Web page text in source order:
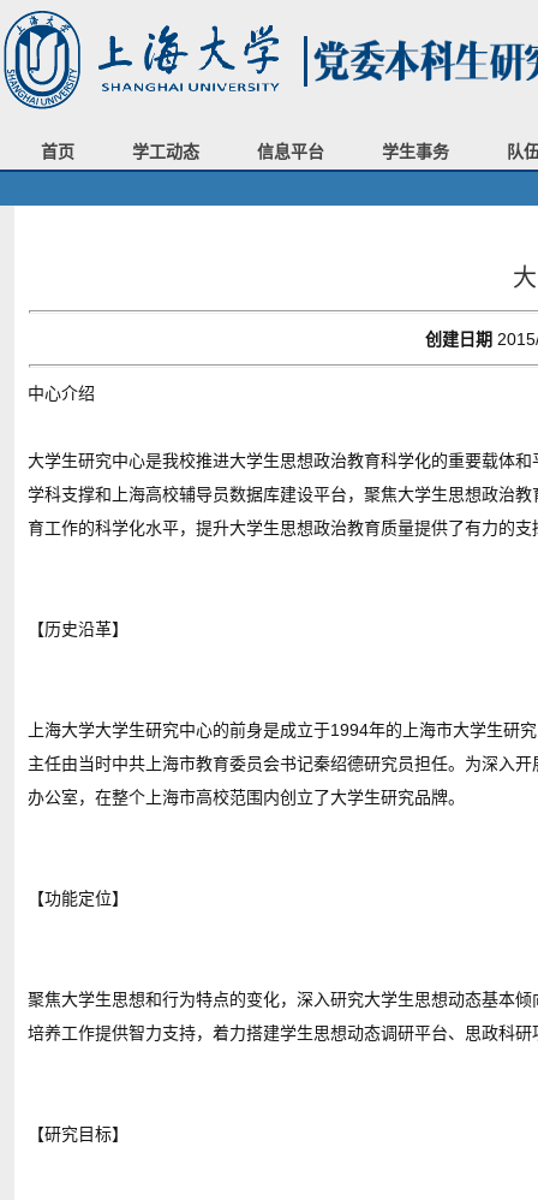
首页 学工动态 信息平台 学生事务 队
创建日期
中心介绍
大学生研究中心是我校推进大学生思想政治教育科学化的重要载体
学科支撑和上海高校辅导员数据库建设平台，聚焦大学生思想政治
育工作的科学化水平，提升大学生思想政治教育质量提供了有力的支
【历史沿革】
上海大学大学生研究中心的前身是成立于1994年的上海市大学生
主任由当时中共上海市教育委员会书记秦绍德研究员担任。为深入
办公室，在整个上海市高校范围内创立了大学生研究品牌。
【功能定位】
聚焦大学生思想和行为特点的变化，深入研究大学生思想动态基本
培养工作提供智力支持，着力搭建学生思想动态调研平台、思政科
【研究目标】